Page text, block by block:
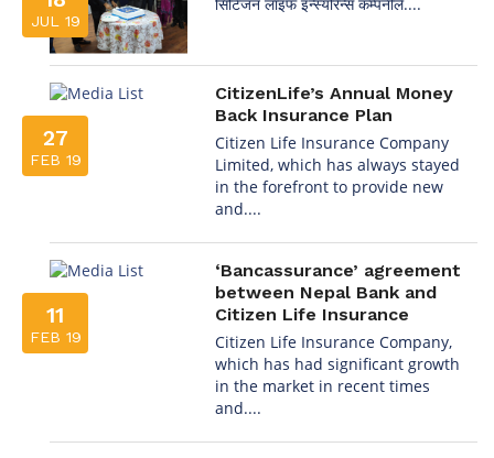
JUL 19
27
FEB 19
CitizenLife’s Annual Money
Back Insurance Plan
Citizen Life Insurance Company
Limited, which has always stayed
in the forefront to provide new
and....
11
FEB 19
‘Bancassurance’ agreement
between Nepal Bank and
Citizen Life Insurance
Citizen Life Insurance Company,
which has had significant growth
in the market in recent times
and....